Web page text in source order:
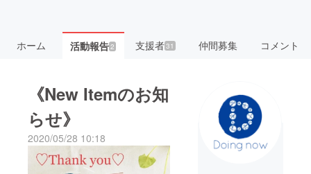
ホーム 活動報告2 支援者31 仲間募集 コメント
《New Itemのお知
らせ》
2020/05/28 10:18